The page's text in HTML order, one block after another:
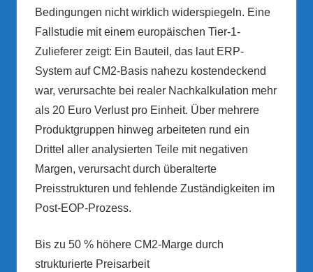
Bedingungen nicht wirklich widerspiegeln. Eine
Fallstudie mit einem europäischen Tier-1-
Zulieferer zeigt: Ein Bauteil, das laut ERP-
System auf CM2-Basis nahezu kostendeckend
war, verursachte bei realer Nachkalkulation mehr
als 20 Euro Verlust pro Einheit. Über mehrere
Produktgruppen hinweg arbeiteten rund ein
Drittel aller analysierten Teile mit negativen
Margen, verursacht durch überalterte
Preisstrukturen und fehlende Zuständigkeiten im
Post-EOP-Prozess.
Bis zu 50 % höhere CM2-Marge durch
strukturierte Preisarbeit